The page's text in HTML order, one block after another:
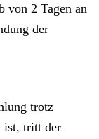
von 2 Tagen an
der
trotz
ist, tritt der